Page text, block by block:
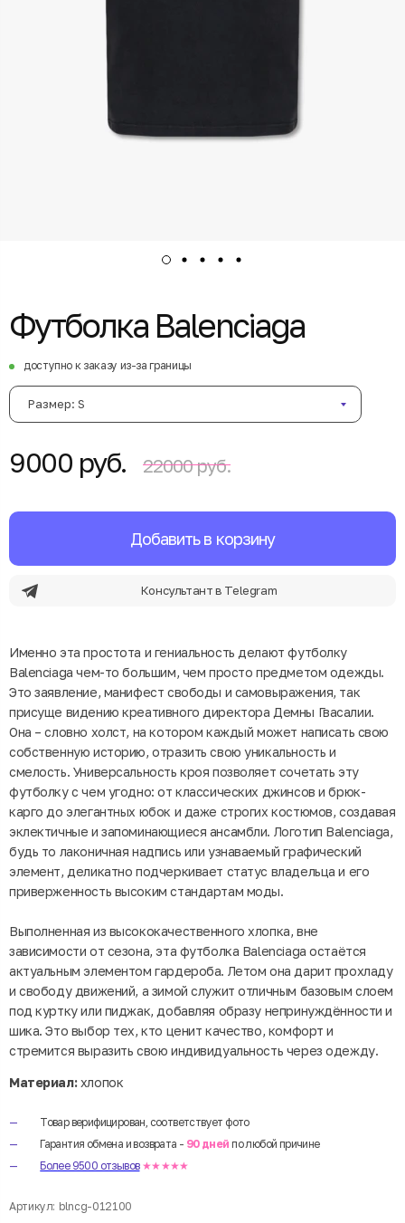
Футболка Balenciaga
доступно к заказу из-за границы
Размер: S
9000 руб. 22000 руб.
Добавить в корзину
Консультант в Telegram
Именно эта простота и гениальность делают футболку
Balenciaga чем-то большим, чем просто предметом одежды.
Это заявление, манифест свободы и самовыражения, так
присуще видению креативного директора Демны Гвасалии.
Она – словно холст, на котором каждый может написать свою
собственную историю, отразить свою уникальность и
смелость. Универсальность кроя позволяет сочетать эту
футболку с чем угодно: от классических джинсов и брюк-
карго до элегантных юбок и даже строгих костюмов, создавая
эклектичные и запоминающиеся ансамбли. Логотип Balenciaga,
будь то лаконичная надпись или узнаваемый графический
элемент, деликатно подчеркивает статус владельца и его
приверженность высоким стандартам моды.
Выполненная из высококачественного хлопка, вне
зависимости от сезона, эта футболка Balenciaga остаётся
актуальным элементом гардероба. Летом она дарит прохладу
и свободу движений, а зимой служит отличным базовым слоем
под куртку или пиджак, добавляя образу непринуждённости и
шика. Это выбор тех, кто ценит качество, комфорт и
стремится выразить свою индивидуальность через одежду.
Материал:хлопок
Товар верифицирован, соответствует фото
Гарантия обмена и возврата - 90 дней по любой причине
Более 9500 отзывов ★★★★★
Артикул: blncg-012100